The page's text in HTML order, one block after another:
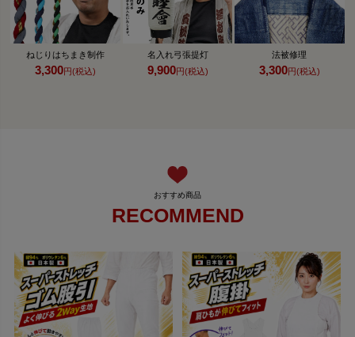
ねじりはちまき制作
3,300円(税込)
名入れ弓張提灯
9,900円(税込)
法被修理
3,300円(税込)
RECOMMEND